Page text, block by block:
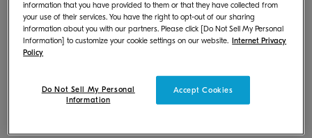
information that you have provided to them or that they have collected from
your use of their services. You have the right to opt-out of our sharing
information about you with our partners. Please click [Do Not Sell My Personal
Information] to customize your cookie settings on our website.
Internet Privacy
Policy
Accept Cookies
Do Not Sell My Personal
Information